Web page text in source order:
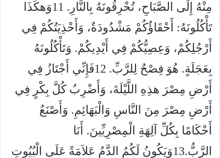
مِنْهُ إِلَى الصَّبَاحِ، تُحْرِقُونَهُ بِالنَّارِ. 11وَهكَذَا
تَأْكُلُونَهُ: أَحْقَاؤُكُمْ مَشْدُودَةٌ، وَأَحْذِيَتُكُمْ فِي
أَرْجُلِكُمْ، وَعِصِيُّكُمْ فِي أَيْدِيكُمْ. وَتَأْكُلُونَهُ
بِعَجَلَةٍ. هُوَ فِصْحٌ لِلرَّبِّ. 12فَإِنِّي أَجْتَازُ فِي
أَرْضِ مِصْرَ هذِهِ اللَّيْلَةَ، وَأَضْرِبُ كُلَّ بِكْرٍ فِي
أَرْضِ مِصْرَ مِنَ النَّاسِ وَالْبَهَائِمِ. وَأَصْنَعُ
أَحْكَامًا بِكُلِّ آلِهَةِ الْمِصْرِيِّينَ. أَنَا
الرَّبُّ.13وَيَكُونُ لَكُمُ الدَّمُ عَلاَمَةً عَلَى الْبُيُوتِ